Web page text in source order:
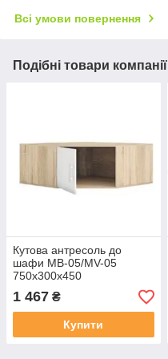
Всі умови повернення
Подібні товари компанії
Кутова антресоль до
шафи МВ-05/MV-05
750х300х450
1 467 ₴
Купити